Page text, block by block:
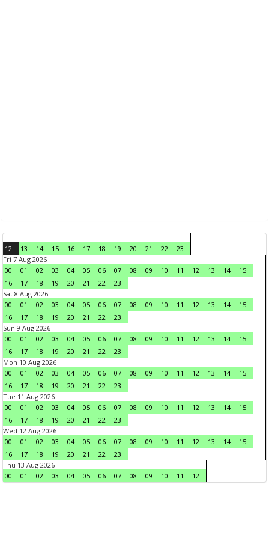
12 13 14 15 16 17 18 19 20 21 22
23
Fri 7 Aug 2026
00
01 02 03 04 05 06 07 08 09 10 11 12 13 14
15
16
17 18 19 20 21 22
23
Sat 8 Aug 2026
00
01 02 03 04 05 06 07 08 09 10 11 12 13 14
15
16
17 18 19 20 21 22
23
Sun 9 Aug 2026
00
01 02 03 04 05 06 07 08 09 10 11 12 13 14
15
16
17 18 19 20 21 22
23
Mon 10 Aug 2026
00
01 02 03 04 05 06 07 08 09 10 11 12 13 14
15
16
17 18 19 20 21 22
23
Tue 11 Aug 2026
00
01 02 03 04 05 06 07 08 09 10 11 12 13 14
15
16
17 18 19 20 21 22
23
Wed 12 Aug 2026
00
01 02 03 04 05 06 07 08 09 10 11 12 13 14
15
16
17 18 19 20 21 22
23
Thu 13 Aug 2026
00
01 02 03 04 05 06 07 08 09 10 11 12